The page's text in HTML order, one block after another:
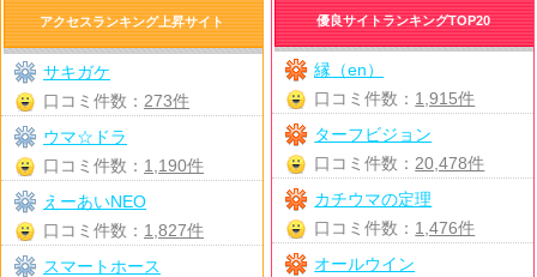
優良サイトランキングTOP20
縁（en）
口コミ件数： 1,915件
ターフビジョン
口コミ件数： 20,478件
カチウマの定理
口コミ件数： 1,476件
オールウイン
アクセスランキング上昇サイト
サキガケ
口コミ件数： 273件
ウマ☆ドラ
口コミ件数： 1,190件
えーあいNEO
口コミ件数： 1,827件
スマートホース